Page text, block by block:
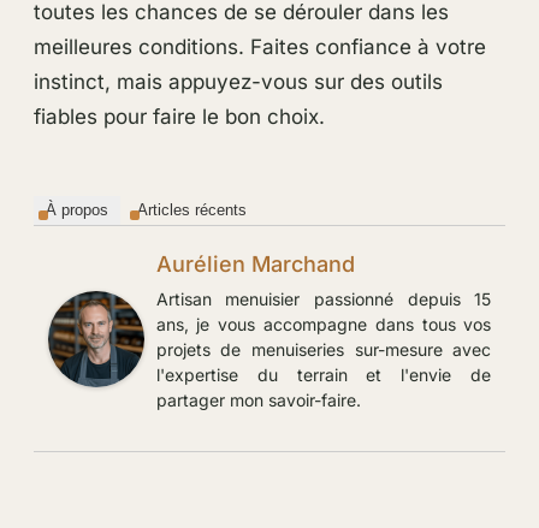
toutes les chances de se dérouler dans les
meilleures conditions. Faites confiance à votre
instinct, mais appuyez-vous sur des outils
fiables pour faire le bon choix.
À propos Articles récents
Aurélien Marchand
Artisan menuisier passionné depuis 15
ans, je vous accompagne dans tous vos
projets de menuiseries sur-mesure avec
l'expertise du terrain et l'envie de
partager mon savoir-faire.